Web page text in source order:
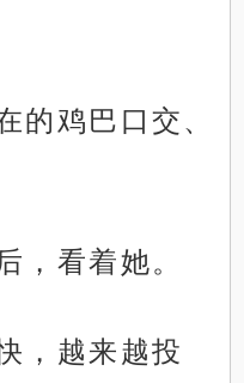
的鸡巴口交、
，看着她。
，越来越投